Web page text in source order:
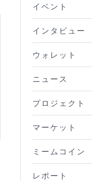
イベント
インタビュー
ウォレット
ニュース
プロジェクト
マーケット
ミームコイン
レポート